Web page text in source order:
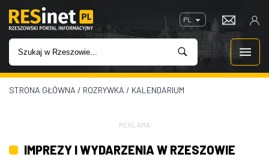
PL
WIADOMOŚCI
IMPREZY
STRONA GŁÓWNA / ROZRYWKA / KALENDARIUM
REKLAMA
IMPREZY I WYDARZENIA W RZESZOWIE